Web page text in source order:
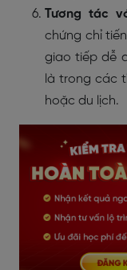
Tương tác
chứng chỉ
giao tiếp dễ
là trong các
hoặc du lịch.